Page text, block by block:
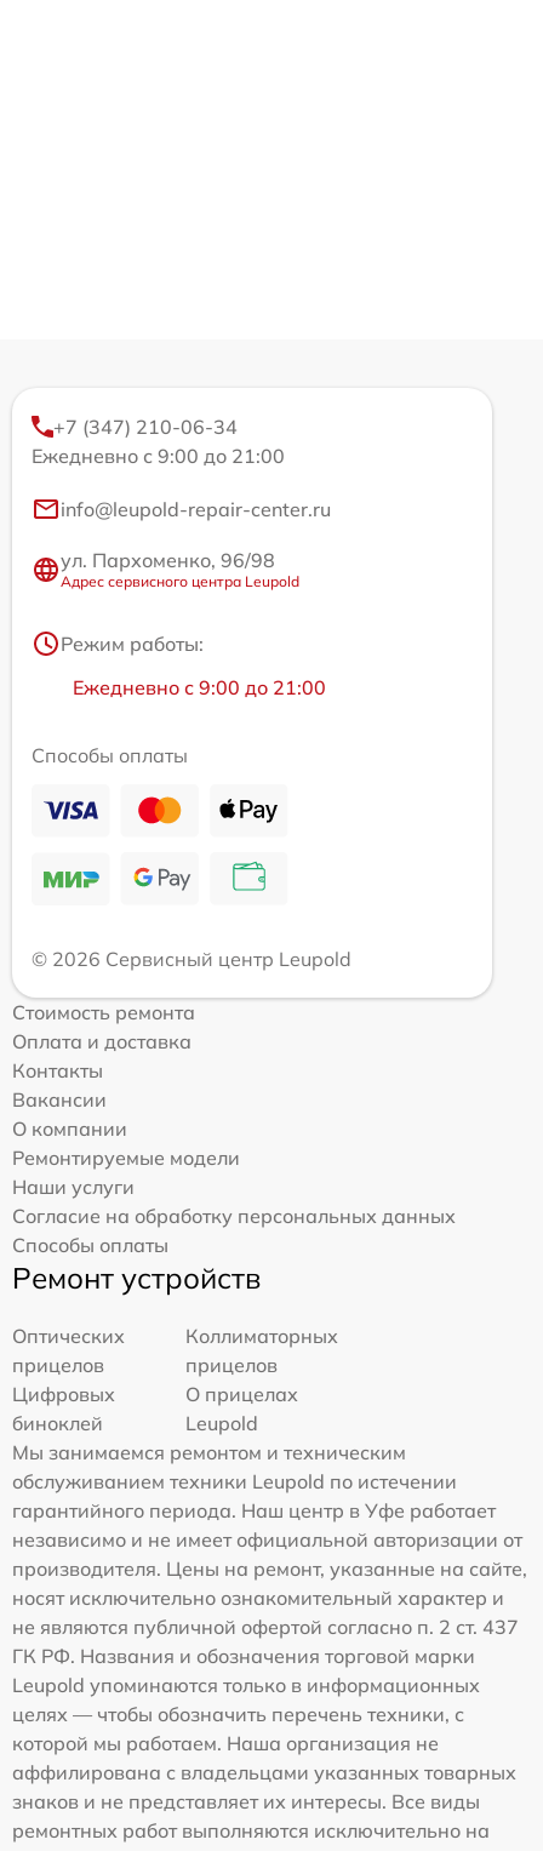
+7 (347) 210-06-34
Ежедневно с 9:00 до 21:00
info@leupold-repair-center.ru
ул. Пархоменко, 96/98
Адрес сервисного центра Leupold
Режим работы:
Ежедневно с 9:00 до 21:00
Способы оплаты
© 2026 Сервисный центр Leupold
Стоимость ремонта
Оплата и доставка
Контакты
Вакансии
О компании
Ремонтируемые модели
Наши услуги
Согласие на обработку персональных данных
Способы оплаты
Ремонт устройств
Оптических
прицелов
Коллиматорных
прицелов
Цифровых
биноклей
О прицелах
Leupold
Мы занимаемся ремонтом и техническим
обслуживанием техники Leupold по истечении
гарантийного периода. Наш центр в Уфе работает
независимо и не имеет официальной авторизации от
производителя. Цены на ремонт, указанные на сайте,
носят исключительно ознакомительный характер и
не являются публичной офертой согласно п. 2 ст. 437
ГК РФ. Названия и обозначения торговой марки
Leupold упоминаются только в информационных
целях — чтобы обозначить перечень техники, с
которой мы работаем. Наша организация не
аффилирована с владельцами указанных товарных
знаков и не представляет их интересы. Все виды
ремонтных работ выполняются исключительно на